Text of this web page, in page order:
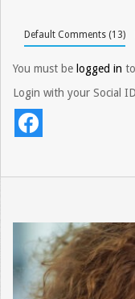
Default Comments (13)
You must be logged in
Login with your Social ID